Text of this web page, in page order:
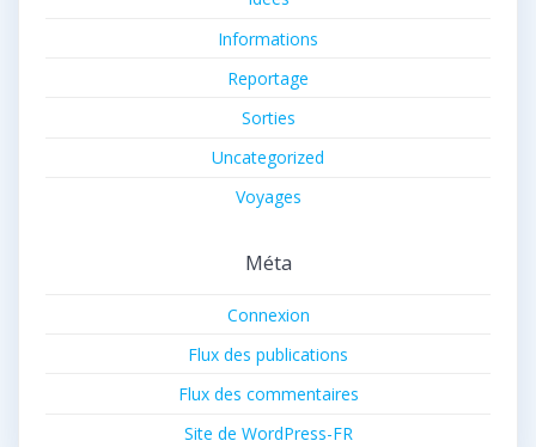
Informations
Reportage
Sorties
Uncategorized
Voyages
Méta
Connexion
Flux des publications
Flux des commentaires
Site de WordPress-FR